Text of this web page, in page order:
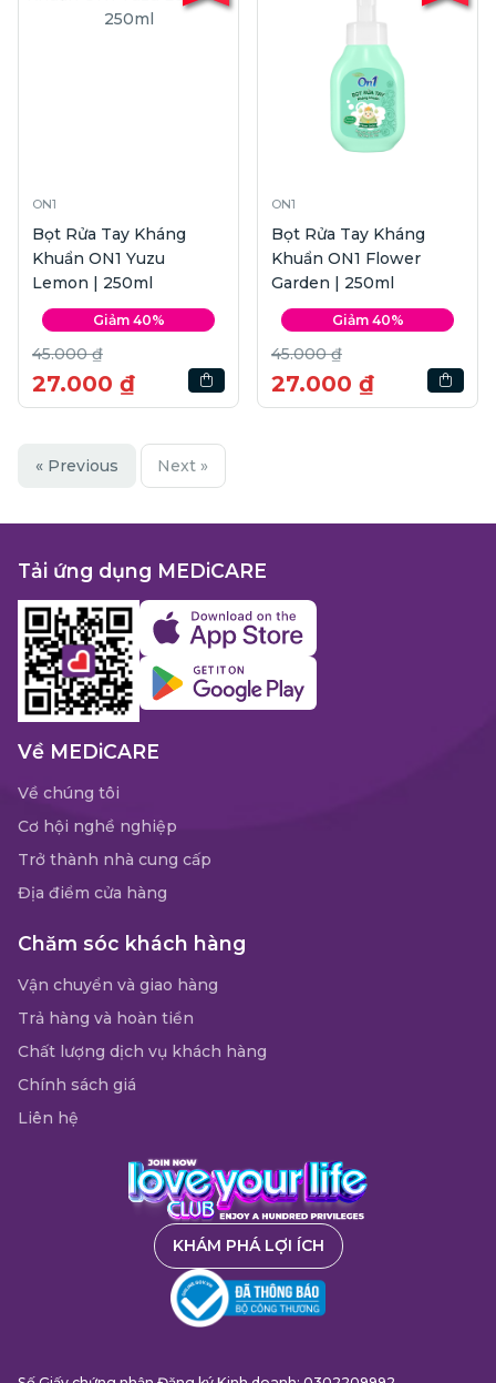
ON1
Bọt Rửa Tay Kháng
Khuẩn ON1 Yuzu
Lemon | 250ml
Giảm 40%
45.000 ₫
27.000 ₫
ON1
Bọt Rửa Tay Kháng
Khuẩn ON1 Flower
Garden | 250ml
Giảm 40%
45.000 ₫
27.000 ₫
« Previous Next »
Tải ứng dụng MEDiCARE
Về MEDiCARE
Về chúng tôi
Cơ hội nghề nghiệp
Trở thành nhà cung cấp
Địa điểm cửa hàng
Chăm sóc khách hàng
Vận chuyển và giao hàng
Trả hàng và hoàn tiền
Chất lượng dịch vụ khách hàng
Chính sách giá
Liên hệ
KHÁM PHÁ LỢI ÍCH